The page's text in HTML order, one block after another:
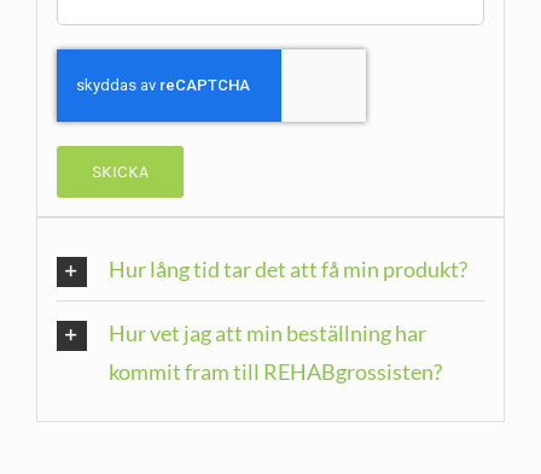
Hur lång tid tar det att få min produkt?
Hur vet jag att min beställning har
kommit fram till REHABgrossisten?